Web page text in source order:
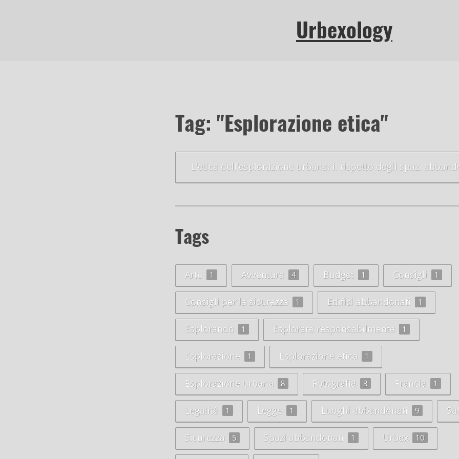
Urbexology
Tag: "Esplorazione etica"
L'etica dell'esplorazione urbana: il rispetto degli spazi
Tags
Arte 1 Avventura 4 Budget 1 Consigli 1
Consigli per la sicurezza 1 Edifici abbandonati 1
Esplorando 1 Esplorare responsabilmente 1
Esplorazione 1 Esplorazione etica 1
Esplorazione urbana 8 Fotografia 3 Francia 1
Legalità 1 Legge 1 Luoghi abbandonati 9
Sicurezza 5 Spazi abbandonati 1 Urbex 10